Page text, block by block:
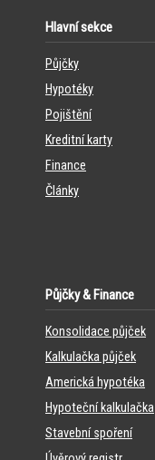
Hlavní sekce
Půjčky
Hypotéky
Pojištění
Kreditní karty
Finance
Články
Půjčky & Finance
Konsolidace půjček
Kalkulačka půjček
Americká hypotéka
Hypoteční kalkulačka
Stavební spoření